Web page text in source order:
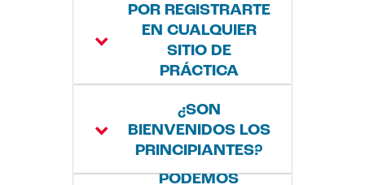
Sí. ¡La puntuación del
CPS! el programa es
un programa
estudiantes de CPS
en los grados 5 a 8. El
programa está
POR REGISTRARTE
EN CUALQUIER
SITIO DE
PRÁCTICA
Sí. Cualquier
estudiante de CPS
puede inscribirse
¿SON
BIENVENIDOS LOS
PRINCIPIANTES?
¿Y SI NO
PODEMOS